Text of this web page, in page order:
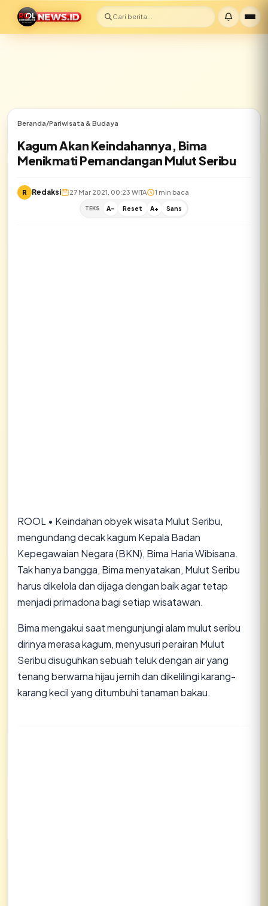
Cari berita...
Beranda/Pariwisata & Budaya
Kagum Akan Keindahannya, Bima
Menikmati Pemandangan Mulut Seribu
R Redaksi 27 Mar 2021, 00:23 WITA 1 min baca
TEKS A- Reset A+ Sans
ROOL • Keindahan obyek wisata Mulut Seribu,
mengundang decak kagum Kepala Badan
Kepegawaian Negara (BKN), Bima Haria Wibisana.
Tak hanya bangga, Bima menyatakan, Mulut Seribu
harus dikelola dan dijaga dengan baik agar tetap
menjadi primadona bagi setiap wisatawan.
Bima mengakui saat mengunjungi alam mulut seribu
dirinya merasa kagum, menyusuri perairan Mulut
Seribu disuguhkan sebuah teluk dengan air yang
tenang berwarna hijau jernih dan dikelilingi karang-
karang kecil yang ditumbuhi tanaman bakau.
✕